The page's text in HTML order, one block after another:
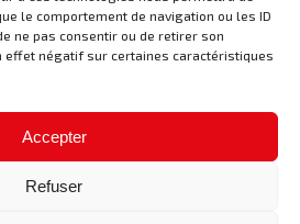
le comportement de navigation ou les ID
ne pas consentir ou de retirer son
effet négatif sur certaines caractéristiques
Accepter
Refuser